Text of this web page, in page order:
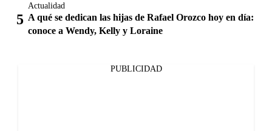
Actualidad
A qué se dedican las hijas de Rafael Orozco hoy en día:
conoce a Wendy, Kelly y Loraine
PUBLICIDAD